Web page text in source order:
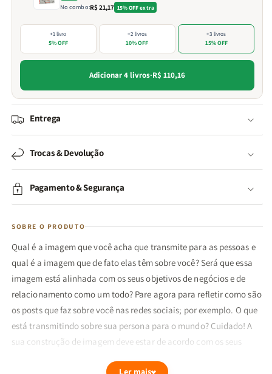
No combo:R$ 21,17 15% OFF extra
+1 livro
5% OFF
+2 livros
10% OFF
+3 livros
15% OFF
Adicionar 4 livros·R$ 110,16
Entrega
Trocas & Devolução
Pagamento & Segurança
SOBRE O PRODUTO
Qual é a imagem que você acha que transmite para as pessoas e
qual é a imagem que de fato elas têm sobre você? Será que essa
imagem está alinhada com os seus objetivos de negócios e de
relacionamento como um todo? Pare agora para refletir como são
os posts que faz sobre você nas redes sociais; por exemplo. O que
está transmitindo sobre sua persona para o mundo? Cuidado! A
sua construção de imagem deve estar de acordo com os seus